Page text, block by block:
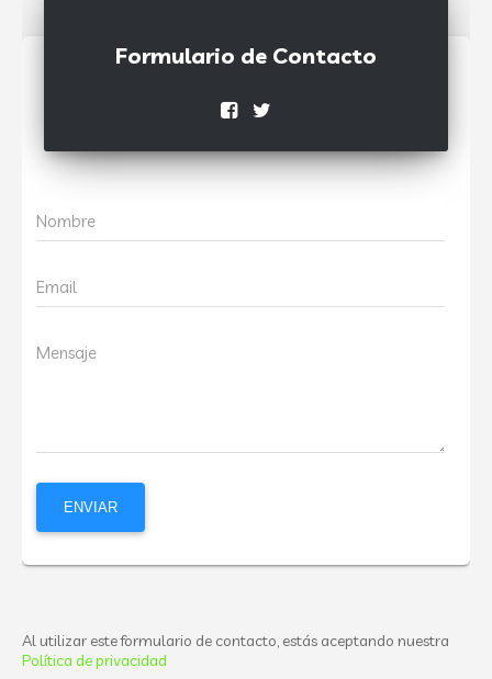
Formulario de Contacto
Nombre
Email
Mensaje
Al utilizar este formulario de contacto, estás aceptando nuestra
Política de privacidad